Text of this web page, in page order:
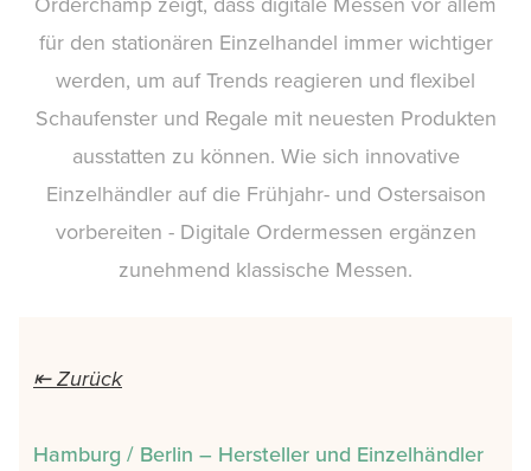
für den stationären Einzelhandel immer wichtiger
werden, um auf Trends reagieren und flexibel
Schaufenster und Regale mit neuesten Produkten
ausstatten zu können. Wie sich innovative
Einzelhändler auf die Frühjahr- und Ostersaison
vorbereiten - Digitale Ordermessen ergänzen
zunehmend klassische Messen.
⇤ Zurück
Hamburg / Berlin – Hersteller und Einzelhändler